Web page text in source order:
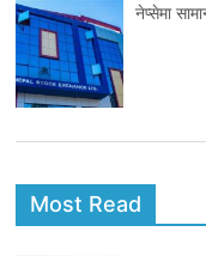
नेप्सेमा
Most Read